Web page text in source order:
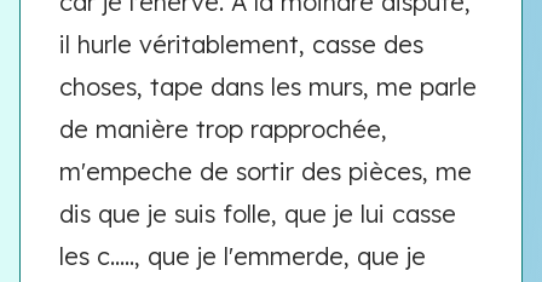
il hurle véritablement, casse des
choses, tape dans les murs, me parle
de manière trop rapprochée,
m'empeche de sortir des pièces, me
dis que je suis folle, que je lui casse
les c....., que je l'emmerde, que je